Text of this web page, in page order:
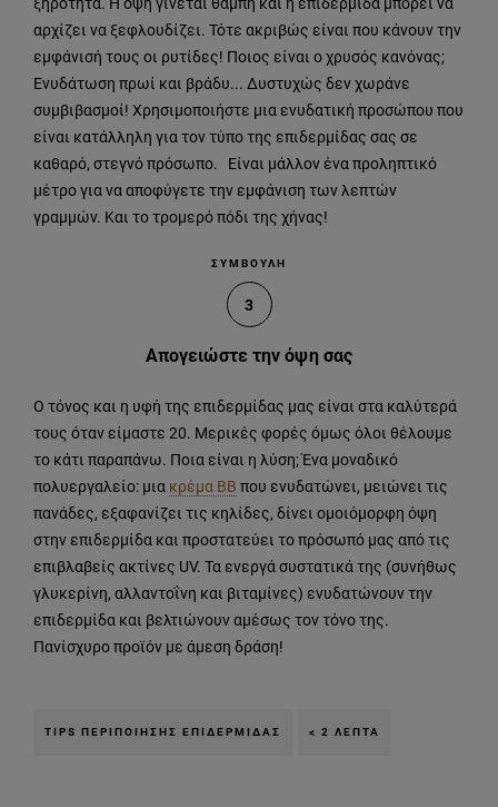
αρχίζει να ξεφλουδίζει. Τότε ακριβώς είναι που κάνουν την
εμφάνισή τους οι ρυτίδες! Ποιος είναι ο χρυσός κανόνας;
Ενυδάτωση πρωί και βράδυ... Δυστυχώς δεν χωράνε
συμβιβασμοί! Χρησιμοποιήστε μια ενυδατική προσώπου που
είναι κατάλληλη για τον τύπο της επιδερμίδας σας σε
καθαρό, στεγνό πρόσωπο. Είναι μάλλον ένα προληπτικό
μέτρο για να αποφύγετε την εμφάνιση των λεπτών
γραμμών. Και το τρομερό πόδι της χήνας!
ΣΥΜΒΟΥΛΗ
3
Απογειώστε την όψη σας
Ο τόνος και η υφή της επιδερμίδας μας είναι στα καλύτερά
τους όταν είμαστε 20. Μερικές φορές όμως όλοι θέλουμε
το κάτι παραπάνω. Ποια είναι η λύση; Ένα μοναδικό
πολυεργαλείο: μια κρέμα ΒΒ που ενυδατώνει, μειώνει τις
πανάδες, εξαφανίζει τις κηλίδες, δίνει ομοιόμορφη όψη
στην επιδερμίδα και προστατεύει το πρόσωπό μας από τις
επιβλαβείς ακτίνες UV. Τα ενεργά συστατικά της (συνήθως
γλυκερίνη, αλλαντοΐνη και βιταμίνες) ενυδατώνουν την
επιδερμίδα και βελτιώνουν αμέσως τον τόνο της.
Πανίσχυρο προϊόν με άμεση δράση!
TIPS ΠΕΡΙΠΟΊΗΣΗΣ ΕΠΙΔΕΡΜΊΔΑΣ < 2 ΛΕΠΤΆ